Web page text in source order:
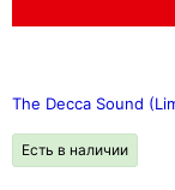
The Decca Sound
Есть в наличии